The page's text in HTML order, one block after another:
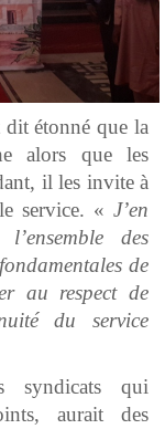
dit étonné que la
alors que les
il les invite à
service. « J’en
des
de
au respect de
du service
syndicats qui
aurait des